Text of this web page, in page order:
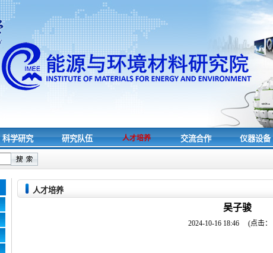
科学研究 研究队伍 人才培养 交流合作 仪器设备
人才培养
吴子骏
2024-10-16 18:46 (点击：